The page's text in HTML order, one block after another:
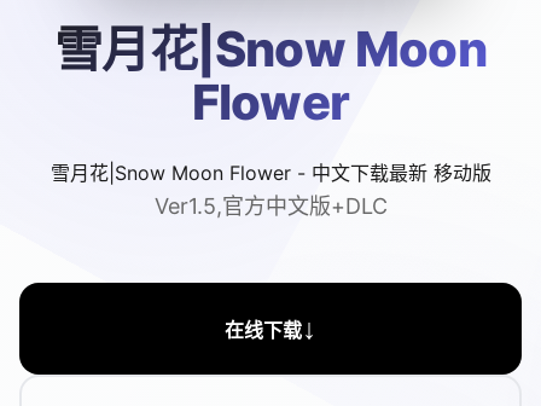
雪月花|Snow Moon
Flower
雪月花|Snow Moon Flower - 中文下载最新 移动版
Ver1.5,官方中文版+DLC
在线下载↓